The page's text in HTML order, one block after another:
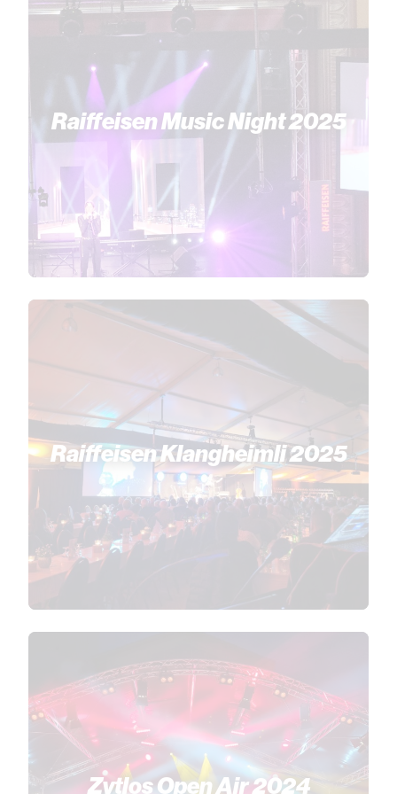
Raiffeisen Music Night 2025
Raiffeisen Klangheimli 2025
Zytlos Open Air 2024